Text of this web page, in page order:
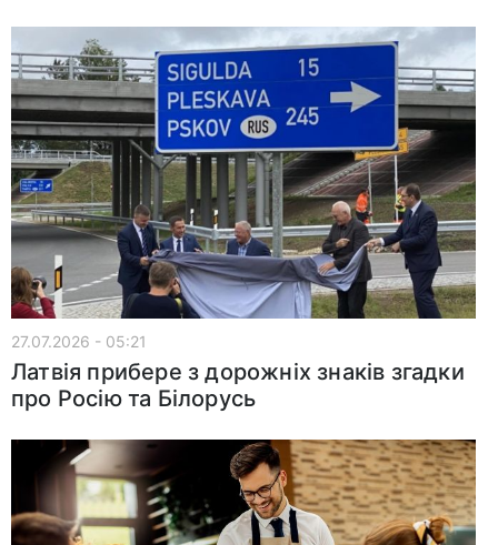
27.07.2026 - 05:21
Латвія прибере з дорожніх знаків згадки
про Росію та Білорусь